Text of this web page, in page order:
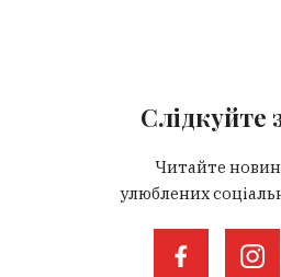
Слідкуйте
Читайте
улюблених